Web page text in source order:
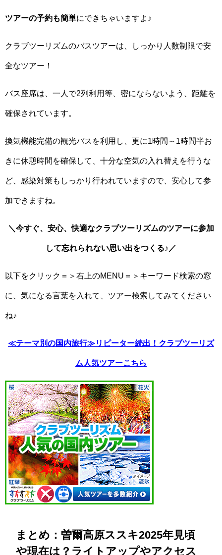
ツアーの予約も簡単にできちゃいますよ♪
クラブツーリズムのバスツアーは、しっかり人数制限で安
全なツアー！
バス座席は、一人で2列利用等、密にならないよう、距離を
確保されています。
換気機能完備の観光バスを利用し、更に1時間～1時間半お
きに休憩時間を確保して、十分な空気の入れ替えを行うな
ど、感染対策もしっかり行われていますので、安心して参
加できますね。
＼今すぐ、安心、快適なクラブツーリズムのツアーに参加
して忘れられない思い出をつくる♪／
以下をクリック＝＞右上のMENU＝＞キーワード検索の窓
に、気になる言葉を入れて、ツアー検索してみてください
ね♪
≪テーマ別の国内旅行≫リピーター続出！クラブツーリズ
ム人気ツアーこちら
まとめ：曽爾高原ススキ2025年見頃
や現在は？ライトアップやアクセス